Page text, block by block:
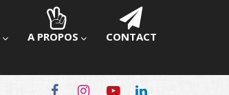
A PROPOS CONTACT